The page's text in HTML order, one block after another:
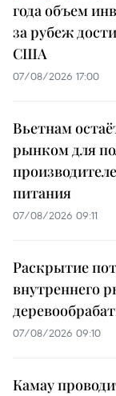
года объем
за рубеж
США
07/08/2026 17:00
Вьетнам
рынком для
питания
07/08/2026 09:11
Раскрытие
внутреннего
07/08/2026 09:10
Камау